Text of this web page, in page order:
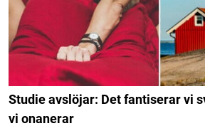
Studie avslöjar: Det fantiserar vi
vi onanerar